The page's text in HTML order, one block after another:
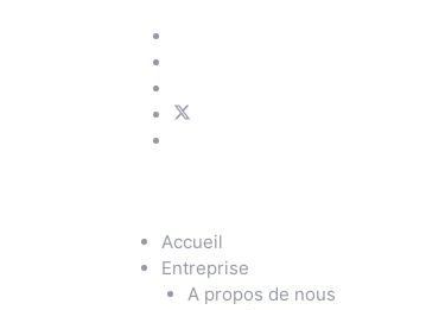
Accueil
Entreprise
A propos de nous